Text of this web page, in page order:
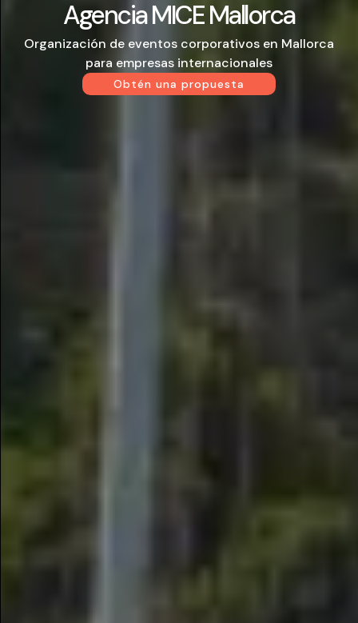
Agencia MICE Mallorca
Organización de eventos corporativos en Mallorca
para empresas internacionales
Obtén una propuesta